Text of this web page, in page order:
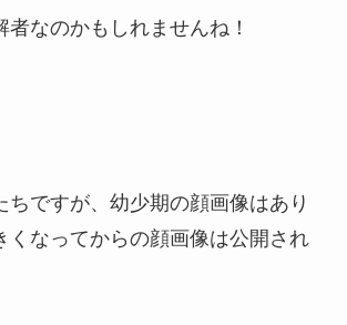
者なのかもしれませんね！
ちですが、幼少期の顔画像はあり
くなってからの顔画像は公開され